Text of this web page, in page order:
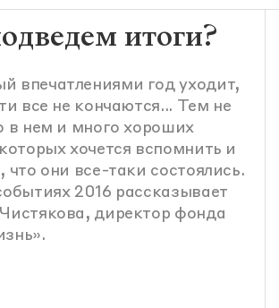
итоги?
впечатлениями год уходит,
все не кончаются... Тем не
в нем и много хороших
хочется вспомнить и
что они все-таки состоялись.
2016 рассказывает
директор фонда